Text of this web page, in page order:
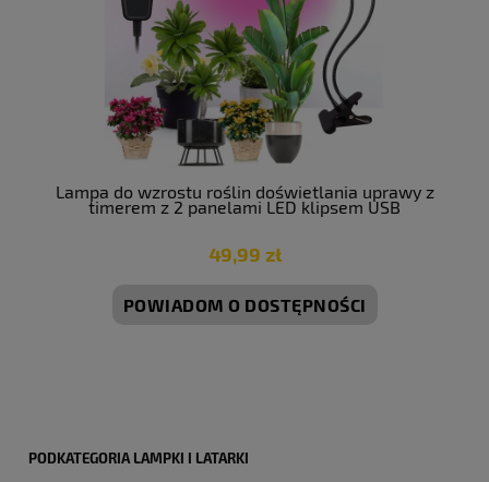
Lampa do wzrostu roślin doświetlania uprawy z
timerem z 2 panelami LED klipsem USB
49,99 zł
POWIADOM O DOSTĘPNOŚCI
PODKATEGORIA LAMPKI I LATARKI